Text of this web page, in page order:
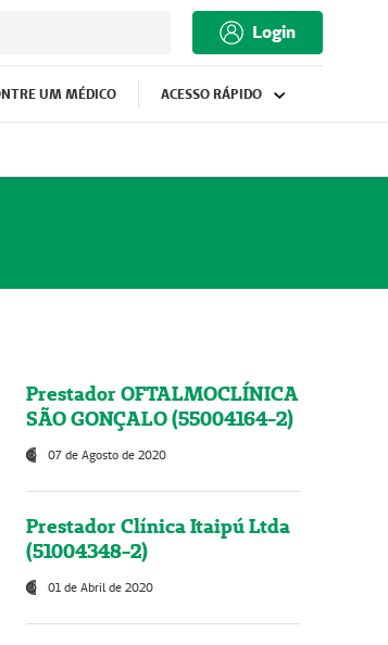
Login
UM MÉDICO ACESSO RÁPIDO
Prestador OFTALMOCLÍNICA
SÃO GONÇALO (55004164-2)
07 de Agosto de 2020
Prestador Clínica Itaipú Ltda
(51004348-2)
01 de Abril de 2020